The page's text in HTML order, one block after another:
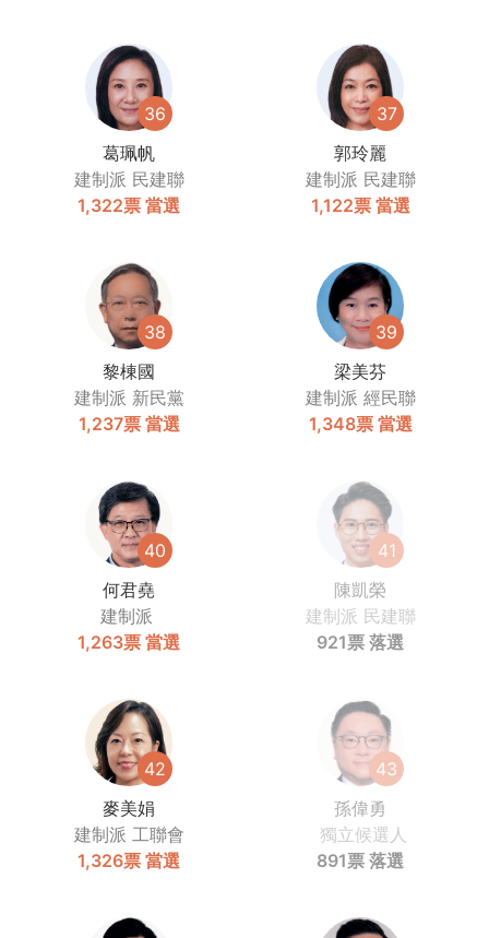
36
葛珮帆
建制派 民建聯
1,322票 當選
37
郭玲麗
建制派 民建聯
1,122票 當選
38
黎棟國
建制派 新民黨
1,237票 當選
39
梁美芬
建制派 經民聯
1,348票 當選
40
何君堯
建制派
1,263票 當選
41
陳凱榮
建制派 民建聯
921票 落選
42
麥美娟
建制派 工聯會
1,326票 當選
43
孫偉勇
獨立候選人
891票 落選